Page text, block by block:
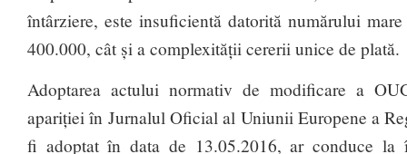
întârziere, este insuficientă datorită numărului
400.000, cât și a complexității cererii unice de plată.
Adoptarea actului normativ de modificare a
apariției în Jurnalul Oficial al Uniunii Europene a
fi adoptat în data de 13.05.2016, ar conduce la